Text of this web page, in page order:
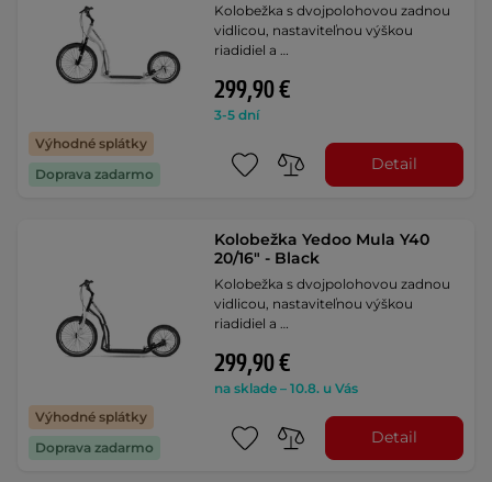
Výhodné splátky
Doprava zadarmo
Kolobežka s dvojpolohovou zadnou
vidlicou, nastaviteľnou výškou
riadidiel a …
299,90 €
3-5 dní
Detail
Výhodné splátky
Doprava zadarmo
Kolobežka Yedoo Mula Y40
20/16" - Black
Kolobežka s dvojpolohovou zadnou
vidlicou, nastaviteľnou výškou
riadidiel a …
299,90 €
na sklade – 10.8. u Vás
Detail